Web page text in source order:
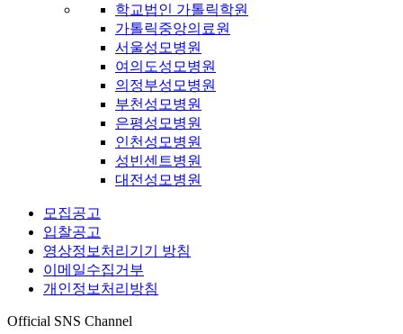
학교법인 가톨릭학원
가톨릭중앙의료원
서울성모병원
여의도성모병원
의정부성모병원
부천성모병원
은평성모병원
인천성모병원
성빈센트병원
대전성모병원
모집공고
입찰공고
영상정보처리기기 방침
이메일수집거부
개인정보처리방침
Official SNS Channel